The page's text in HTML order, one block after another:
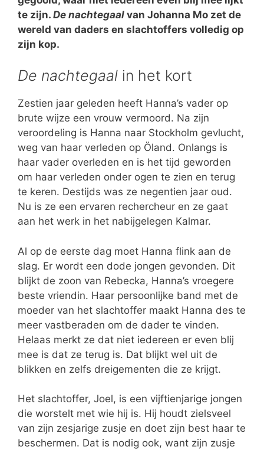
te zijn. De nachtegaal van Johanna Mo zet de
wereld van daders en slachtoffers volledig op
zijn kop.
De nachtegaal in het kort
Zestien jaar geleden heeft Hanna’s vader op
brute wijze een vrouw vermoord. Na zijn
veroordeling is Hanna naar Stockholm gevlucht,
weg van haar verleden op Öland. Onlangs is
haar vader overleden en is het tijd geworden
om haar verleden onder ogen te zien en terug
te keren. Destijds was ze negentien jaar oud.
Nu is ze een ervaren rechercheur en ze gaat
aan het werk in het nabijgelegen Kalmar.
Al op de eerste dag moet Hanna flink aan de
slag. Er wordt een dode jongen gevonden. Dit
blijkt de zoon van Rebecka, Hanna’s vroegere
beste vriendin. Haar persoonlijke band met de
moeder van het slachtoffer maakt Hanna des te
meer vastberaden om de dader te vinden.
Helaas merkt ze dat niet iedereen er even blij
mee is dat ze terug is. Dat blijkt wel uit de
blikken en zelfs dreigementen die ze krijgt.
Het slachtoffer, Joel, is een vijftienjarige jongen
die worstelt met wie hij is. Hij houdt zielsveel
van zijn zesjarige zusje en doet zijn best haar te
beschermen. Dat is nodig ook, want zijn zusje